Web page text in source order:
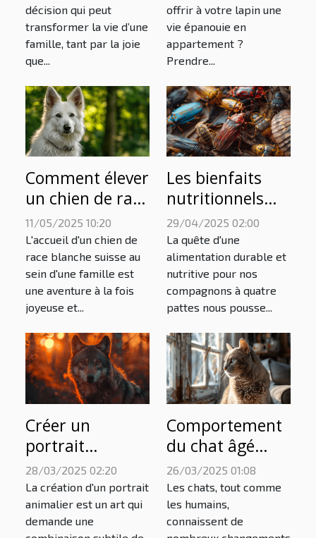
décision qui peut
transformer la vie d’une
famille, tant par la joie
que...
offrir à votre lapin une
vie épanouie en
appartement ?
Prendre...
Comment élever
un chien de race
blanche suisse
pour une
famille
11/05/2025 10:20
L'accueil d'un chien de
race blanche suisse au
sein d'une famille est
une aventure à la fois
joyeuse et...
Les bienfaits
nutritionnels
des insectes
séchés pour
animaux
domestiques
29/04/2025 02:00
La quête d'une
alimentation durable et
nutritive pour nos
compagnons à quatre
pattes nous pousse...
Créer un
portrait
animalier
unique : étapes
et conseils
28/03/2025 02:20
La création d'un portrait
animalier est un art qui
demande une
Comportement
du chat âgé
décodez les
signes de
vieillesse et les
changements
26/03/2025 01:08
Les chats, tout comme
les humains,
connaissent de